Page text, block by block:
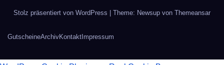
Stolz präsentiert von WordPress | Theme: Newsup von Themeansar
GutscheineArchivKontakt Impressum